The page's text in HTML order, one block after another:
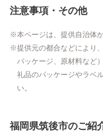
注意事項・その他
本ページは、提供自治体
提供元の都合などにより
パッケージ、原材料など
礼品のパッケージやラベ
い。
福岡県筑後市のご紹